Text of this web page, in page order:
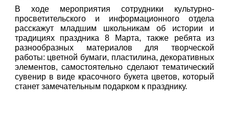
В ходе мероприятия сотрудники культурно-
просветительского и информационного отдела
расскажут младшим школьникам об истории и
традициях праздника 8 Марта, также ребята из
разнообразных материалов для творческой
работы: цветной бумаги, пластилина, декоративных
элементов, самостоятельно сделают тематический
сувенир в виде красочного букета цветов, который
станет замечательным подарком к празднику.